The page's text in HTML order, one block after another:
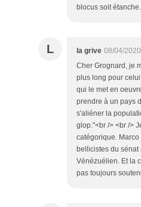
blocus soit
L la grive 08/04/
Cher Grognard, je
plus long pour
qui le met en
prendre à un pays
s'aliéner la
glop."<br /> <br />
catégorique.
bellicistes du
Vénézuélien. Et la
pas toujours